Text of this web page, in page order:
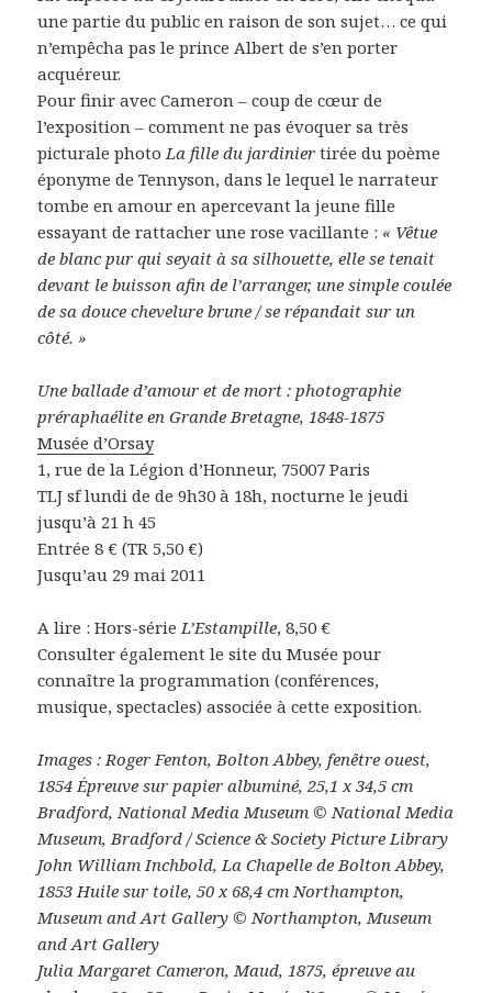
une partie du public en raison de son sujet… ce qui
n’empêcha pas le prince Albert de s’en porter
acquéreur.
Pour finir avec Cameron – coup de cœur de
l’exposition – comment ne pas évoquer sa très
picturale photoLa fille du jardinier tirée du poème
éponyme de Tennyson, dans le lequel le narrateur
tombe en amour en apercevant la jeune fille
essayant de rattacher une rose vacillante : « Vêtue
de blanc pur qui seyait à sa silhouette, elle se tenait
devant le buisson afin de l’arranger, une simple coulée
de sa douce chevelure brune / se répandait sur un
côté. »
Une ballade d’amour et de mort : photographie
préraphaélite en Grande Bretagne, 1848-1875
Musée d’Orsay
1, rue de la Légion d’Honneur, 75007 Paris
TLJ sf lundi de de 9h30 à 18h, nocturne le jeudi
jusqu’à 21 h 45
Entrée 8 € (TR 5,50 €)
Jusqu’au 29 mai 2011
A lire : Hors-sérieL’Estampille, 8,50 €
Consulter également le site du Musée pour
connaître la programmation (conférences,
musique, spectacles) associée à cette exposition.
Images : Roger Fenton, Bolton Abbey, fenêtre ouest,
1854 Épreuve sur papier albuminé, 25,1 x 34,5 cm
Bradford, National Media Museum © National Media
Museum, Bradford / Science & Society Picture Library
John William Inchbold, La Chapelle de Bolton Abbey,
1853 Huile sur toile, 50 x 68,4 cm Northampton,
Museum and Art Gallery © Northampton, Museum
and Art Gallery
Julia Margaret Cameron, Maud, 1875, épreuve au